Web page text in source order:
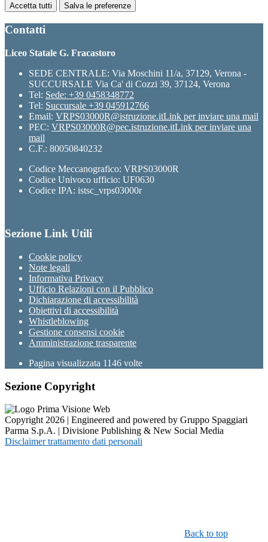
Accetta tutti Salva le preferenze
Contatti
Liceo Statale G. Fracastoro
SEDE CENTRALE: Via Moschini 11/a, 37129, Verona -
SUCCURSALE Via Ca' di Cozzi 39, 37124, Verona
Tel: Sede: +39 0458348772
Tel: Succursale +39 045912766
Email: VRPS03000R@istruzione.itLink per inviare una mail
PEC: VRPS03000R@pec.istruzione.itLink per inviare una
mail
C.F.: 80050840232
Codice Meccanografico: VRPS03000R
Codice Univoco ufficio: UF0630
Codice IPA: istsc_vrps03000r
Sezione Link Utili
Cookie policy
Note legali
Informativa Privacy
Ufficio Relazioni con il Pubblico
Dichiarazione di accessibilità
Obiettivi di accessibilità
Whistleblowing
Gestione consensi cookie
Amministrazione trasparente
Pagina visualizzata 1146 volte
Sezione Copyright
Copyright 2026 | Engineered and powered by Gruppo Spaggiari
Parma S.p.A. | Divisione Publishing & New Social Media
Disclaimer trattamento dati personali
Back to top